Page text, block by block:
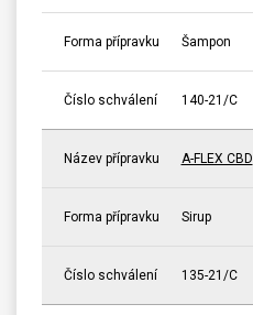
Forma přípravku Šampon
Číslo schválení 140-21/C
Název přípravku A-FLEX CBD
Forma přípravku Sirup
Číslo schválení 135-21/C